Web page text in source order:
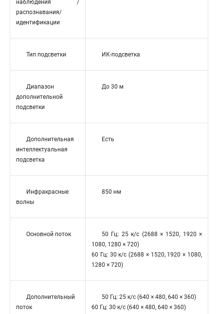
наблюдения /
распознавания/
идентификации
Тип подсветки ИК-подсветка
Диапазон
дополнительной
подсветки
До 30 м
Дополнительная
интеллектуальная
подсветка
Есть
Инфракрасные
волны
850 нм
Основной поток
50 Гц: 25 к/с (2688 × 1520, 1920 ×
1080, 1280 × 720)
60 Гц: 30 к/с (2688 × 1520, 1920 × 1080,
1280 × 720)
Дополнительный
поток
50 Гц: 25 к/с (640 × 480, 640 × 360)
60 Гц: 30 к/с (640 × 480, 640 × 360)